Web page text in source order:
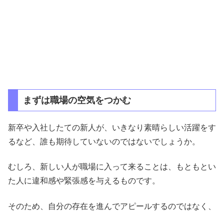
まずは職場の空気をつかむ
新卒や入社したての新人が、いきなり素晴らしい活躍をす
るなど、誰も期待していないのではないでしょうか。
むしろ、新しい人が職場に入って来ることは、もともとい
た人に違和感や緊張感を与えるものです。
そのため、自分の存在を進んでアピールするのではなく、